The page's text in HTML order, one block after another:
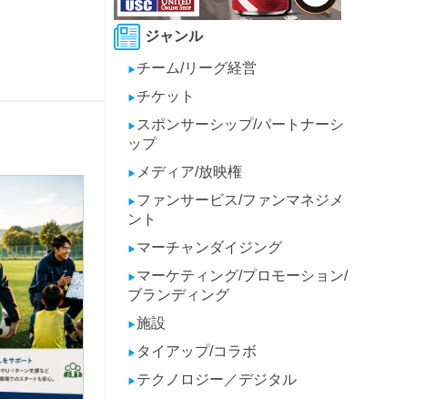
ジャンル
▶チーム/リーグ経営
▶チケット
▶ スポンサーシップ/パートナーシ
ップ
▶ メディア/放映権
▶ ファンサービス/ファンマネジメ
ント
▶ マーチャンダイジング
▶ マーケティング/プロモーション/
ブランディング
▶施設
▶ タイアップ/コラボ
▶ テクノロジー／デジタル